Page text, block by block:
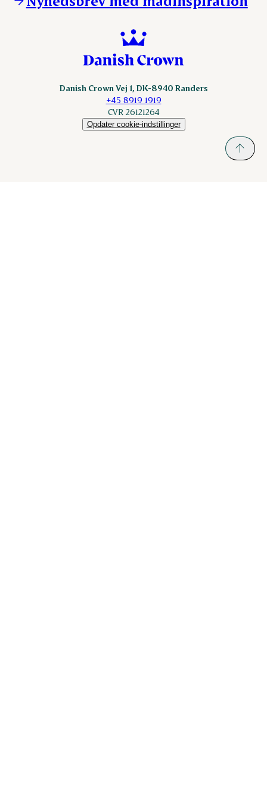
Danish Crown Vej 1, DK-8940 Randers
+45 8919 1919
CVR 26121264
Opdater cookie-indstillinger